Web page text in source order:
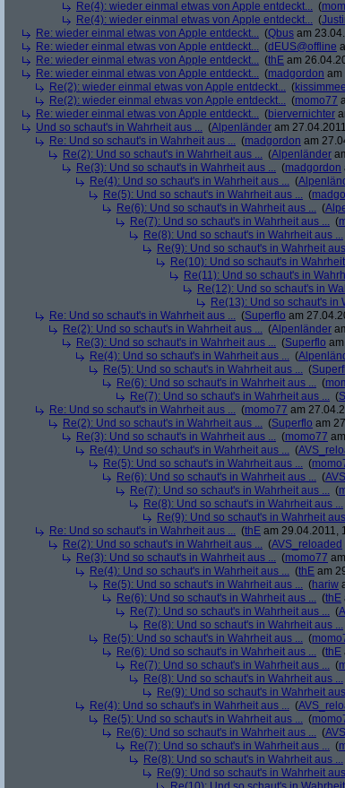
Re(4): wieder einmal etwas von Apple entdeckt... (
Re(4): wieder einmal etwas von Apple entdeckt... (
Re: wieder einmal etwas von Apple entdeckt... (Qbus am
Re: wieder einmal etwas von Apple entdeckt... (dEUS@offline
Re: wieder einmal etwas von Apple entdeckt... (thE am
Re: wieder einmal etwas von Apple entdeckt... (madgordon am
Re(2): wieder einmal etwas von Apple entdeckt... (kissimmee
Re(2): wieder einmal etwas von Apple entdeckt... (momo77
Re: wieder einmal etwas von Apple entdeckt... (biervernichter
Und so schaut's in Wahrheit aus ... (Alpenländer am
Re: Und so schaut's in Wahrheit aus ... (madgordon am
Re(2): Und so schaut's in Wahrheit aus ... (Alpenländer
Re(3): Und so schaut's in Wahrheit aus ... (madgordon
Re(4): Und so schaut's in Wahrheit aus ... (
Re(5): Und so schaut's in Wahrheit aus ... (
Re(6): Und so schaut's in Wahrheit aus ... (
Re(7): Und so schaut's in Wahrheit aus ... (
Re(8): Und so schaut's in Wahrheit aus ...
Re(9): Und so schaut's in Wahrheit
Re(10): Und so schaut's in
Re(11): Und so schaut's in
Re(12): Und so schaut's in
Re(13): Und so schaut's in
Re: Und so schaut's in Wahrheit aus ... (Superflo am
Re(2): Und so schaut's in Wahrheit aus ... (Alpenländer
Re(3): Und so schaut's in Wahrheit aus ... (Superflo
Re(4): Und so schaut's in Wahrheit aus ... (
Re(5): Und so schaut's in Wahrheit aus ... (
Re(6): Und so schaut's in Wahrheit aus ... (
Re(7): Und so schaut's in Wahrheit aus ... (
Re: Und so schaut's in Wahrheit aus ... (momo77 am
Re(2): Und so schaut's in Wahrheit aus ... (Superflo am
Re(3): Und so schaut's in Wahrheit aus ... (momo77
Re(4): Und so schaut's in Wahrheit aus ... (
Re(5): Und so schaut's in Wahrheit aus ... (
Re(6): Und so schaut's in Wahrheit aus ... (
Re(7): Und so schaut's in Wahrheit aus ... (
Re(8): Und so schaut's in Wahrheit aus ...
Re(9): Und so schaut's in Wahrheit
Re: Und so schaut's in Wahrheit aus ... (thE am 29.04.2011,
Re(2): Und so schaut's in Wahrheit aus ... (AVS_reloaded
Re(3): Und so schaut's in Wahrheit aus ... (momo77
Re(4): Und so schaut's in Wahrheit aus ... (thE am
Re(5): Und so schaut's in Wahrheit aus ... (hariw
Re(6): Und so schaut's in Wahrheit aus ... (thE
Re(7): Und so schaut's in Wahrheit aus ... (
Re(8): Und so schaut's in Wahrheit aus ...
Re(5): Und so schaut's in Wahrheit aus ... (
Re(6): Und so schaut's in Wahrheit aus ... (thE
Re(7): Und so schaut's in Wahrheit aus ... (
Re(8): Und so schaut's in Wahrheit aus ...
Re(9): Und so schaut's in Wahrheit
Re(4): Und so schaut's in Wahrheit aus ... (
Re(5): Und so schaut's in Wahrheit aus ... (
Re(6): Und so schaut's in Wahrheit aus ... (
Re(7): Und so schaut's in Wahrheit aus ... (
Re(8): Und so schaut's in Wahrheit aus ...
Re(9): Und so schaut's in Wahrheit